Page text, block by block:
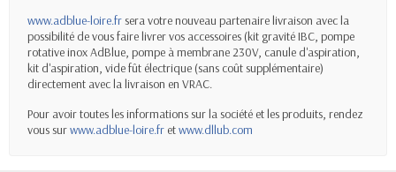
www.adblue-loire.fr sera votre nouveau partenaire livraison avec la
possibilité de vous faire livrer vos accessoires (kit gravité IBC, pompe
rotative inoxAdBlue, pompe à membrane 230V, canule d'aspiration,
kit d'aspiration, vide fût électrique (sans coût supplémentaire)
directement avec la livraison en VRAC.
Pour avoir toutes les informations sur la société et les produits, rendez
vous surwww.adblue-loire.fr etwww.dllub.com